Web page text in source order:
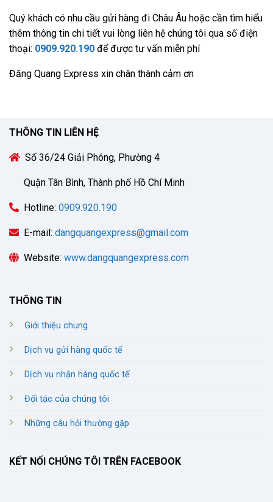
Quý khách có nhu cầu gửi hàng đi Châu Âu hoặc cần tìm hiểu
thêm thông tin chi tiết vui lòng liên hệ chúng tôi qua số điện
thoại: 0909.920.190 để được tư vấn miễn phí
Đăng Quang Express xin chân thành cảm ơn
THÔNG TIN LIÊN HỆ
Số 36/24 Giải Phóng, Phường 4
Quận Tân Bình, Thành phố Hồ Chí Minh
Hotline: 0909.920.190
E-mail: dangquangexpress@gmail.com
Website: www.dangquangexpress.com
THÔNG TIN
Giới thiệu chung
Dịch vụ gửi hàng quốc tế
Dịch vụ nhận hàng quốc tế
Đối tác của chúng tôi
Những câu hỏi thường gặp
KẾT NỐI CHÚNG TÔI TRÊN FACEBOOK